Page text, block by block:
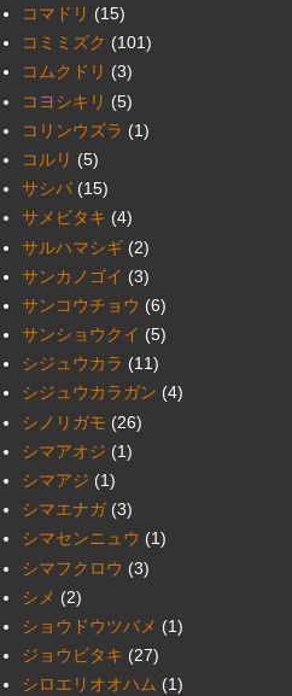
コマドリ (15)
コミミズク (101)
コムクドリ (3)
コヨシキリ (5)
コリンウズラ (1)
コルリ (5)
サシバ (15)
サメビタキ (4)
サルハマシギ (2)
サンカノゴイ (3)
サンコウチョウ (6)
サンショウクイ (5)
シジュウカラ (11)
シジュウカラガン (4)
シノリガモ (26)
シマアオジ (1)
シマアジ (1)
シマエナガ (3)
シマセンニュウ (1)
シマフクロウ (3)
シメ (2)
ショウドウツバメ (1)
ジョウビタキ (27)
シロエリオオハム (1)